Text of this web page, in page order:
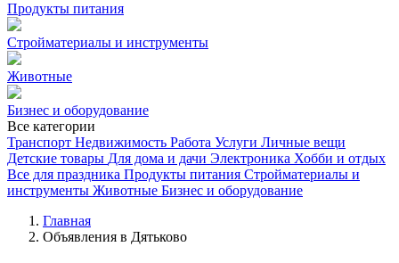
Продукты питания
Стройматериалы и инструменты
Животные
Бизнес и оборудование
Все категории
Транспорт Недвижимость Работа Услуги Личные вещи
Детские товары Для дома и дачи Электроника Хобби и отдых
Все для праздника Продукты питания Стройматериалы и
инструменты Животные Бизнес и оборудование
Главная
Объявления в Дятьково